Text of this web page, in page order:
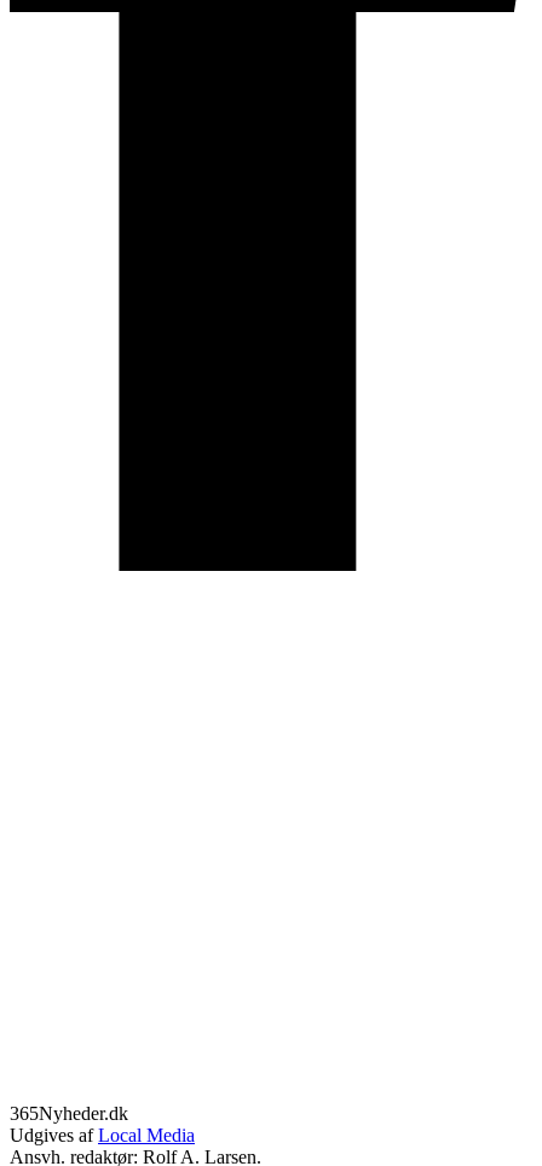
365Nyheder.dk
Udgives afLocal Media
Ansvh. redaktør: Rolf A. Larsen.